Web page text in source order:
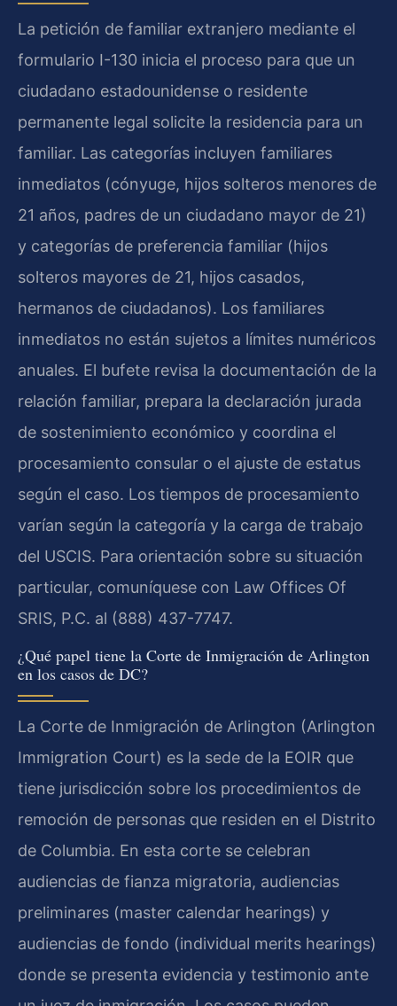
La petición de familiar extranjero mediante el
formulario I-130 inicia el proceso para que un
ciudadano estadounidense o residente
permanente legal solicite la residencia para un
familiar. Las categorías incluyen familiares
inmediatos (cónyuge, hijos solteros menores de
21 años, padres de un ciudadano mayor de 21)
y categorías de preferencia familiar (hijos
solteros mayores de 21, hijos casados,
hermanos de ciudadanos). Los familiares
inmediatos no están sujetos a límites numéricos
anuales. El bufete revisa la documentación de la
relación familiar, prepara la declaración jurada
de sostenimiento económico y coordina el
procesamiento consular o el ajuste de estatus
según el caso. Los tiempos de procesamiento
varían según la categoría y la carga de trabajo
del USCIS. Para orientación sobre su situación
particular, comuníquese con Law Offices Of
SRIS, P.C. al (888) 437-7747.
¿Qué papel tiene la Corte de Inmigración de Arlington
en los casos de DC?
La Corte de Inmigración de Arlington (Arlington
Immigration Court) es la sede de la EOIR que
tiene jurisdicción sobre los procedimientos de
remoción de personas que residen en el Distrito
de Columbia. En esta corte se celebran
audiencias de fianza migratoria, audiencias
preliminares (master calendar hearings) y
audiencias de fondo (individual merits hearings)
donde se presenta evidencia y testimonio ante